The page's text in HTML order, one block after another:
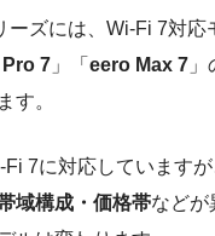
ーズには、Wi-Fi 7対応
7 」「 eero Max 7
す。
7に対応していますが
域構成・価格帯などが